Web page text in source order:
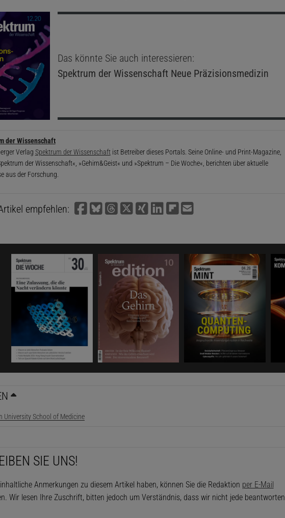
Das könnte Sie auch interessieren:
Spektrum der Wissenschaft Neue Präzisionsmedizin
der Wissenschaft
Verlag Spektrum der Wissenschaftist Betreiber dieses Portals. Seine Online- und Print-Magazine,
der Wissenschaft«, »Gehirn&Geist« und »Spektrum – Die Woche«, berichten über aktuelle
aus der Forschung.
empfehlen:
University School of Medicine
SIE UNS!
Anmerkungen zu diesem Artikel haben, können Sie die Redaktion per E-Mail
Wir lesen Ihre Zuschrift, bitten jedoch um Verständnis, dass wir nicht jede beantworten